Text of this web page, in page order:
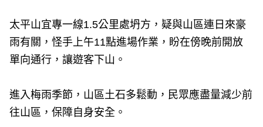
太平山宜專一線1.5公里處坍方，疑與山區連日來豪
雨有關，怪手上午11點進場作業，盼在傍晚前開放
單向通行，讓遊客下山。
進入梅雨季節，山區土石多鬆動，民眾應盡量減少前
往山區，保障自身安全。